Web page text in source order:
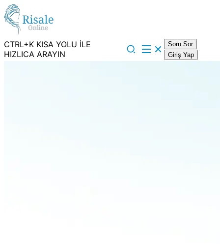
CTRL+K KISA YOLU İLE
HIZLICA ARAYIN
Soru Sor
Giriş Yap